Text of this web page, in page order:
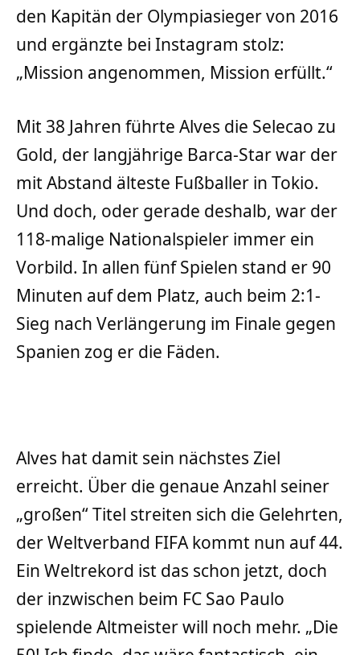
den Kapitän der Olympiasieger von 2016
und ergänzte bei Instagram stolz:
„Mission angenommen, Mission erfüllt.“
Mit 38 Jahren führte Alves die Selecao zu
Gold, der langjährige Barca-Star war der
mit Abstand älteste Fußballer in Tokio.
Und doch, oder gerade deshalb, war der
118-malige Nationalspieler immer ein
Vorbild. In allen fünf Spielen stand er 90
Minuten auf dem Platz, auch beim 2:1-
Sieg nach Verlängerung im Finale gegen
Spanien zog er die Fäden.
Alves hat damit sein nächstes Ziel
erreicht. Über die genaue Anzahl seiner
„großen“ Titel streiten sich die Gelehrten,
der Weltverband FIFA kommt nun auf 44.
Ein Weltrekord ist das schon jetzt, doch
der inzwischen beim FC Sao Paulo
spielende Altmeister will noch mehr. „Die